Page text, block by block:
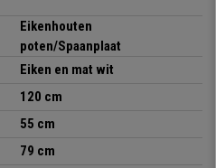
Eikenhouten
poten/Spaanplaat
Eiken en mat wit
120 cm
55 cm
79 cm